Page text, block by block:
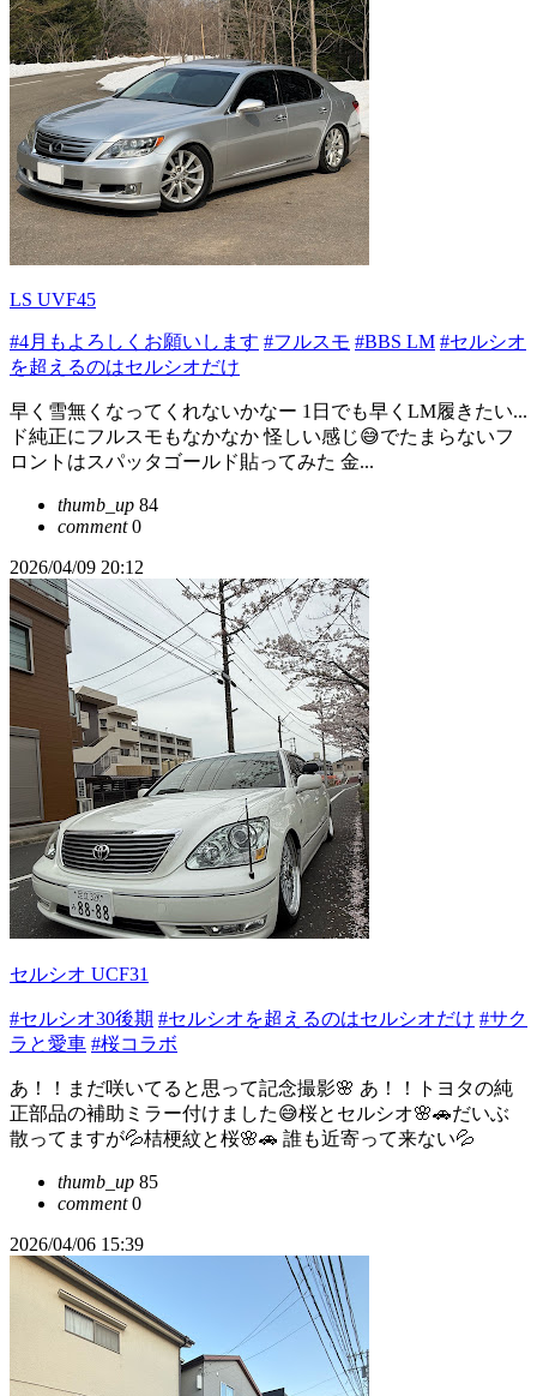
LS UVF45
#4月もよろしくお願いします #フルスモ #BBS LM #セルシオ
を超えるのはセルシオだけ
早く雪無くなってくれないかなー 1日でも早くLM履きたい...
ド純正にフルスモもなかなか 怪しい感じ😅でたまらないフ
ロントはスパッタゴールド貼ってみた 金...
thumb_up 84
comment0
2026/04/09 20:12
セルシオ UCF31
#セルシオ30後期 #セルシオを超えるのはセルシオだけ #サク
ラと愛車 #桜コラボ
あ！！まだ咲いてると思って記念撮影🌸 あ！！トヨタの純
正部品の補助ミラー付けました😅桜とセルシオ🌸🚗だいぶ
散ってますが💦桔梗紋と桜🌸🚗 誰も近寄って来ない💦
thumb_up 85
comment0
2026/04/06 15:39